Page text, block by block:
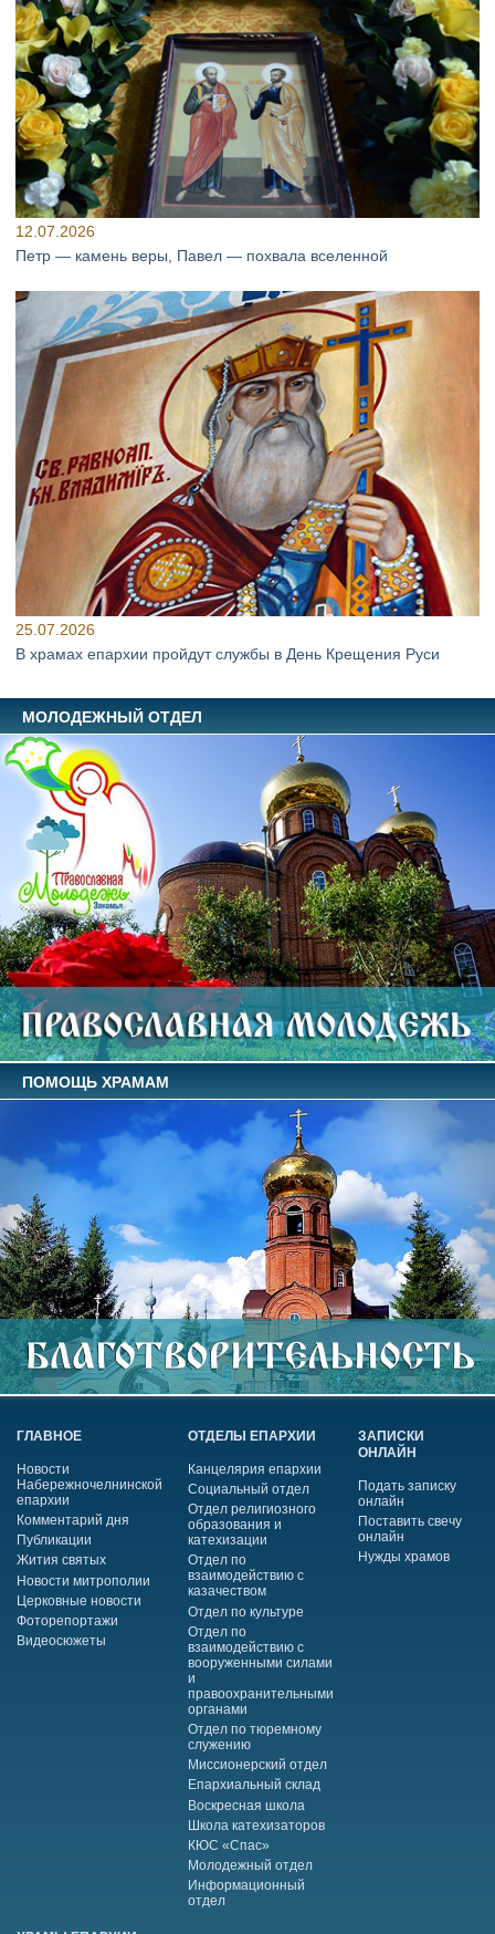
12.07.2026
Петр — камень веры, Павел — похвала вселенной
25.07.2026
В храмах епархии пройдут службы в День Крещения Руси
МОЛОДЕЖНЫЙ ОТДЕЛ
ПОМОЩЬ ХРАМАМ
ГЛАВНОЕ
Новости
Набережночелнинской
епархии
Комментарий дня
Публикации
Жития святых
Новости митрополии
Церковные новости
Фоторепортажи
Видеосюжеты
ОТДЕЛЫ ЕПАРХИИ
Канцелярия епархии
Социальный отдел
Отдел религиозного
образования и
катехизации
Отдел по
взаимодействию с
казачеством
Отдел по культуре
Отдел по
взаимодействию с
вооруженными силами
и
правоохранительными
органами
Отдел по тюремному
служению
Миссионерский отдел
Епархиальный склад
Воскресная школа
Школа катехизаторов
КЮС «Спас»
Молодежный отдел
Информационный
отдел
ЗАПИСКИ
ОНЛАЙН
Подать записку
онлайн
Поставить свечу
онлайн
Нужды храмов